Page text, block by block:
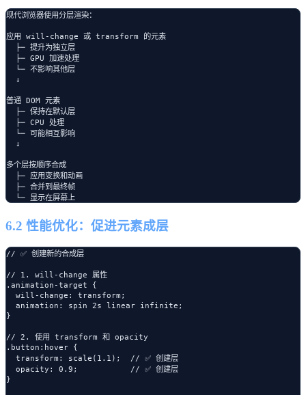
现代浏览器使用分层渲染：
应用 will-change 或 transform 的元素
  ├─ 提升为独立层
  ├─ GPU 加速处理
  └─ 不影响其他层
  ↓
普通 DOM 元素
  ├─ 保持在默认层
  ├─ CPU 处理
  └─ 可能相互影响
  ↓
多个层按顺序合成
  ├─ 应用变换和动画
  ├─ 合并到最终帧
6.2 性能优化：促进元素成层
// ✅ 创建新的合成层
// 1. will-change 属性
.animation-target {
  will-change: transform;
  animation: spin 2s linear infinite;
}
// 2. 使用 transform 和 opacity
.button:hover {
  transform: scale(1.1);  // ✅ 创建层
  opacity: 0.9;           // ✅ 创建层
}